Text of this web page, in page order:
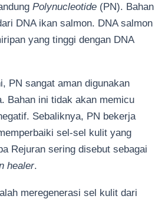
Polynucleotide (PN). Bahan
DNA ikan salmon. DNA salmon
yang tinggi dengan DNA
PN sangat aman digunakan
Bahan ini tidak akan memicu
Sebaliknya, PN bekerja
sel-sel kulit yang
Rejuran sering disebut sebagai
healer.
meregenerasi sel kulit dari